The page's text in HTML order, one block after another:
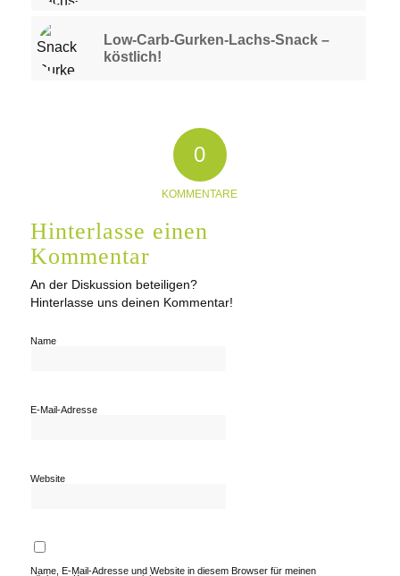
Low-Carb-Gurken-Lachs-Snack –
köstlich!
0
KOMMENTARE
Hinterlasse einen
Kommentar
An der Diskussion beteiligen?
Hinterlasse uns deinen Kommentar!
Name
E-Mail-Adresse
Website
Name, E-Mail-Adresse und Website in diesem Browser für meinen